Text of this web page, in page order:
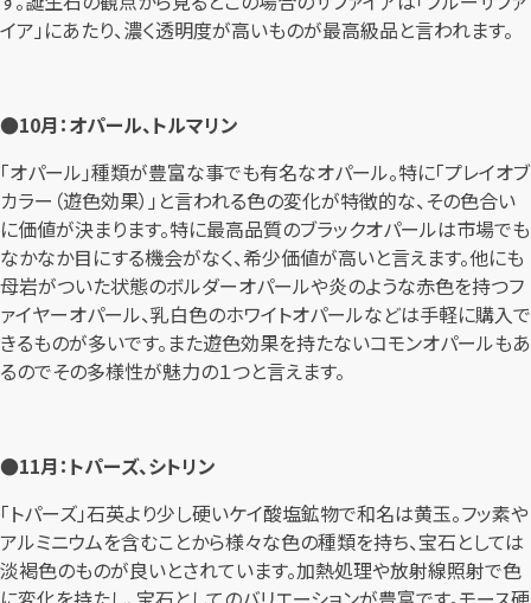
イア」にあたり、濃く透明度が高いものが最高級品と言われます。
●10月：オパール、トルマリン
「オパール」種類が豊富な事でも有名なオパール。特に「プレイオブ
カラー（遊色効果）」と言われる色の変化が特徴的な、その色合い
に価値が決まります。特に最高品質のブラックオパールは市場でも
なかなか目にする機会がなく、希少価値が高いと言えます。他にも
母岩がついた状態のボルダーオパールや炎のような赤色を持つフ
ァイヤーオパール、乳白色のホワイトオパールなどは手軽に購入で
きるものが多いです。また遊色効果を持たないコモンオパールもあ
るのでその多様性が魅力の１つと言えます。
●11月：トパーズ、シトリン
「トパーズ」石英より少し硬いケイ酸塩鉱物で和名は黄玉。フッ素や
アルミニウムを含むことから様々な色の種類を持ち、宝石としては
淡褐色のものが良いとされています。加熱処理や放射線照射で色